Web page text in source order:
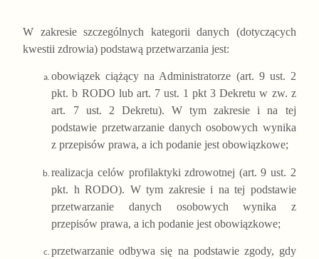
W zakresie szczególnych kategorii danych (dotyczących
kwestii zdrowia) podstawą przetwarzania jest:
obowiązek ciążący na Administratorze (art. 9 ust. 2
pkt. b RODO lub art. 7 ust. 1 pkt 3 Dekretu w zw. z
art. 7 ust. 2 Dekretu). W tym zakresie i na tej
podstawie przetwarzanie danych osobowych wynika
z przepisów prawa, a ich podanie jest obowiązkowe;
realizacja celów profilaktyki zdrowotnej (art. 9 ust. 2
pkt. h RODO). W tym zakresie i na tej podstawie
przetwarzanie danych osobowych wynika z
przepisów prawa, a ich podanie jest obowiązkowe;
przetwarzanie odbywa się na podstawie zgody, gdy